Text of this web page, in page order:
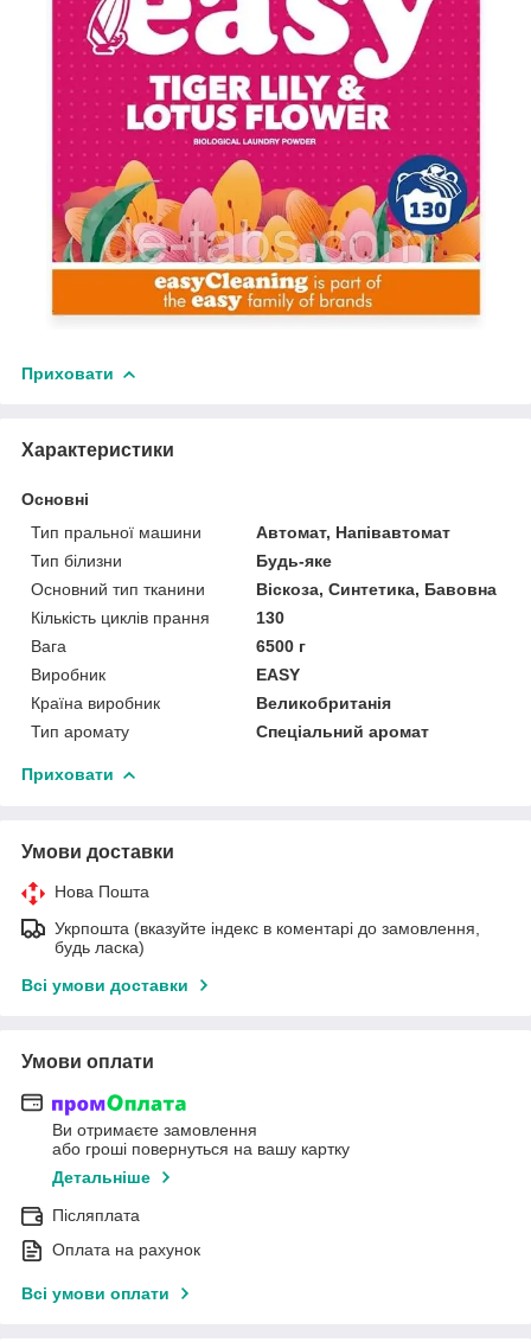
Приховати
Характеристики
Основні
Тип пральної машини
Автомат, Напівавтомат
Тип білизни
Будь-яке
Основний тип тканини
Віскоза, Синтетика, Бавовна
Кількість циклів прання
130
Вага
6500 г
Виробник
EASY
Країна виробник
Великобританія
Тип аромату
Спеціальний аромат
Приховати
Умови доставки
Нова Пошта
Укрпошта (вказуйте індекс в коментарі до замовлення,
будь ласка)
Всі умови доставки
Умови оплати
Ви отримаєте замовлення
або гроші повернуться на вашу картку
Детальніше
Післяплата
Оплата на рахунок
Всі умови оплати